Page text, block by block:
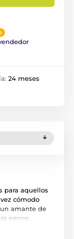
24 meses
para aquellos
cómodo
amante de
perros